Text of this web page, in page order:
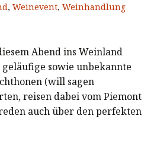
, Weinevent, Weinhandlung
Abend ins Weinland
sowie unbekannte
(will sagen
reisen dabei vom Piemont
auch über den perfekten